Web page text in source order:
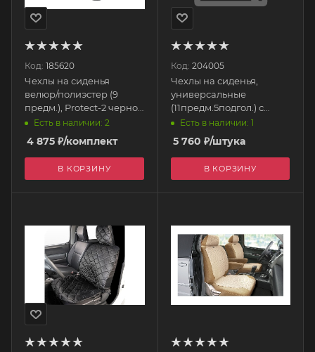
Код: 185620
Чехлы на сиденья
велюр/полиэстер (9
предм.), Protect-2 черно-
синий (литой
подголовник) S01301095
SKYWAY
Есть в наличии: 2
4 875 ₽/комплект
В КОРЗИНУ
Код: 204005
Чехлы на сиденья,
универсальные
(11предм.5подгол.) с
поролоном, вельвет
"Protect Plus-10" серый
S01301075 SKYWAY
Есть в наличии: 1
5 760 ₽/штука
В КОРЗИНУ